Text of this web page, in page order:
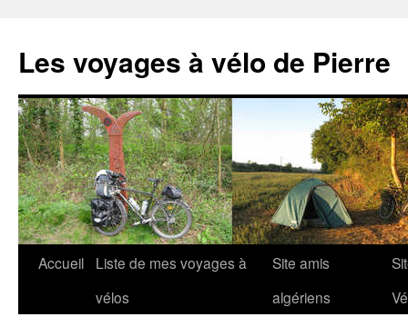
contenu
Les voyages à vélo de Pierre
Accueil
Liste de mes voyages à
vélos
Site amis
algériens